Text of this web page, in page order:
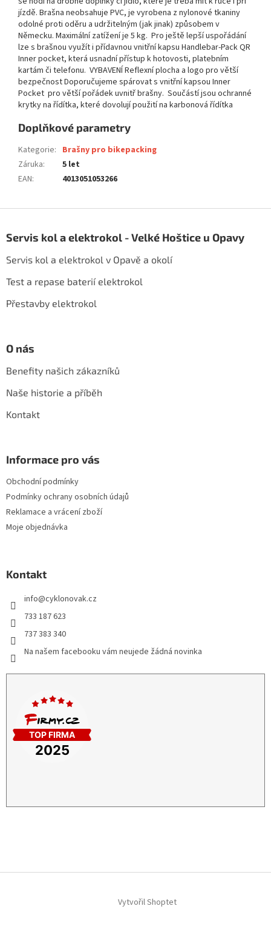
jízdě. Brašna neobsahuje PVC, je vyrobena z nylonové tkaniny
odolné proti oděru a udržitelným (jak jinak) způsobem v
Německu. Maximální zatížení je 5 kg. Pro ještě lepší uspořádání
lze s brašnou využít i přídavnou vnitřní kapsu Handlebar-Pack QR
Inner pocket, která usnadní přístup k hotovosti, platebním
kartám či telefonu. VYBAVENÍ Reflexní plocha a logo pro větší
bezpečnost Doporučujeme spárovat s vnitřní kapsou Inner
Pocket pro větší pořádek uvnitř brašny. Součástí jsou ochranné
krytky na řídítka, které dovolují použití na karbonová řídítka
Doplňkové parametry
Kategorie: Brašny pro bikepacking
Záruka:
5 let
EAN: 4013051053266
pServis kol a elektrokol - Velké Hoštice u Opavy
Servis kol a elektrokol v Opavě a okolí
Test a repase baterií elektrokol
Přestavby elektrokol
O nás
Benefity našich zákazníků
Naše historie a příběh
Kontakt
Informace pro vás
Obchodní podmínky
Podmínky ochrany osobních údajů
Reklamace a vrácení zboží
Moje objednávka
Kontakt
info@cyklonovak.cz
733 187 623
737 383 340
Na našem facebooku vám neujede žádná novinka
Vytvořil Shoptet